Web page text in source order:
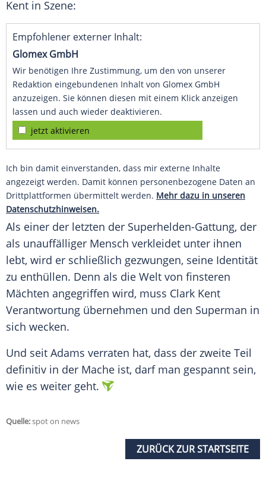
Kent in Szene:
Empfohlener externer Inhalt:
Glomex GmbH
Wir benötigen Ihre Zustimmung, um den von unserer
Redaktion eingebundenen Inhalt von Glomex GmbH
anzuzeigen. Sie können diesen mit einem Klick anzeigen
lassen und auch wieder deaktivieren.
jetzt aktivieren
Ich bin damit einverstanden, dass mir externe Inhalte
angezeigt werden. Damit können personenbezogene Daten an
Drittplattformen übermittelt werden. Mehr dazu in unseren
Datenschutzhinweisen.
Als einer der letzten der Superhelden-Gattung, der
als unauffälliger Mensch verkleidet unter ihnen
lebt, wird er schließlich gezwungen, seine Identität
zu enthüllen. Denn als die Welt von finsteren
Mächten angegriffen wird, muss Clark Kent
Verantwortung übernehmen und den Superman in
sich wecken.
Und seit Adams verraten hat, dass der zweite Teil
definitiv in der Mache ist, darf man gespannt sein,
wie es weiter geht.
Quelle:spot on news
ZURÜCK ZUR STARTSEITE